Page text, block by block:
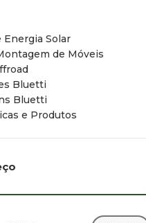
Energia Solar
de Móveis
Bluetti
Bluetti
e Produtos